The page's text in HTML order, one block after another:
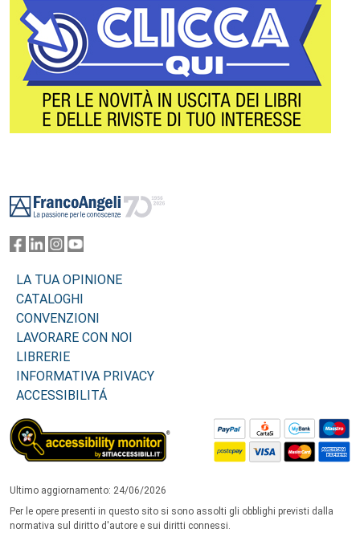
LA TUA OPINIONE
CATALOGHI
CONVENZIONI
LAVORARE CON NOI
LIBRERIE
INFORMATIVA PRIVACY
ACCESSIBILITÁ
Ultimo aggiornamento: 24/06/2026
Per le opere presenti in questo sito si sono assolti gli obblighi previsti dalla
normativa sul diritto d'autore e sui diritti connessi.